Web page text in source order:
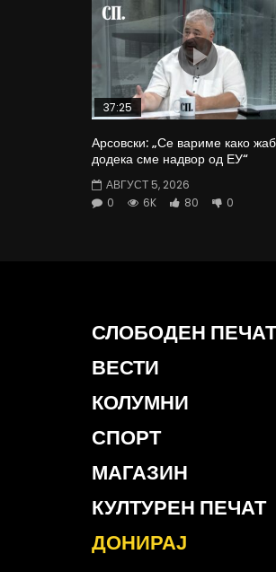
37:25
Арсовски: „Се вариме како
додека сме надвор од ЕУ“
АВГУСТ 5, 2026
0
6K 80 0
СЛОБОДЕН
ВЕСТИ
КОЛУМНИ
СПОРТ
МАГАЗИН
КУЛТУРЕН ПЕЧАТ
ДОНИРАЈ